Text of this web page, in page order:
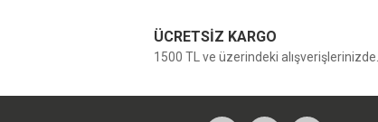
ÜCRETSİZ KARGO
1500 TL ve üzerindeki alışverişlerinizde...